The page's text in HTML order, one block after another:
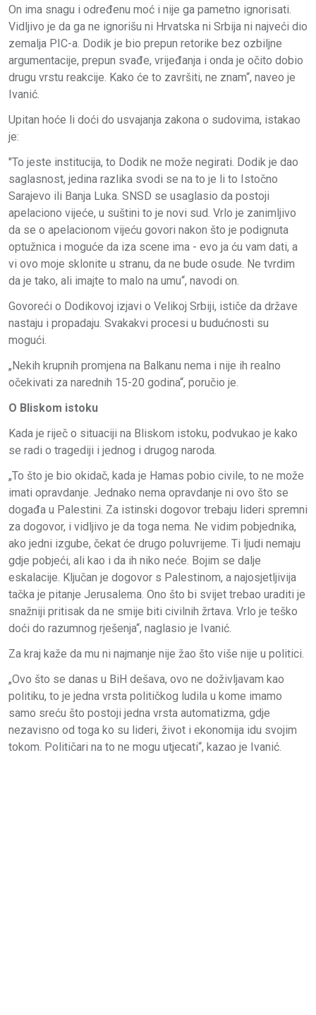
On ima snagu i određenu moć i nije ga pametno ignorisati.
Vidljivo je da ga ne ignorišu ni Hrvatska ni Srbija ni najveći dio
zemalja PIC-a. Dodik je bio prepun retorike bez ozbiljne
argumentacije, prepun svađe, vrijeđanja i onda je očito dobio
drugu vrstu reakcije. Kako će to završiti, ne znam“, naveo je
Ivanić.
Upitan hoće li doći do usvajanja zakona o sudovima, istakao
je:
"To jeste institucija, to Dodik ne može negirati. Dodik je dao
saglasnost, jedina razlika svodi se na to je li to Istočno
Sarajevo ili Banja Luka. SNSD se usaglasio da postoji
apelaciono vijeće, u suštini to je novi sud. Vrlo je zanimljivo
da se o apelacionom vijeću govori nakon što je podignuta
optužnica i moguće da iza scene ima - evo ja ću vam dati, a
vi ovo moje sklonite u stranu, da ne bude osude. Ne tvrdim
da je tako, ali imajte to malo na umu“, navodi on.
Govoreći o Dodikovoj izjavi o Velikoj Srbiji, ističe da države
nastaju i propadaju. Svakakvi procesi u budućnosti su
mogući.
„Nekih krupnih promjena na Balkanu nema i nije ih realno
očekivati za narednih 15-20 godina“, poručio je.
O Bliskom istoku
Kada je riječ o situaciji na Bliskom istoku, podvukao je kako
se radi o tragediji i jednog i drugog naroda.
„To što je bio okidač, kada je Hamas pobio civile, to ne može
imati opravdanje. Jednako nema opravdanje ni ovo što se
događa u Palestini. Za istinski dogovor trebaju lideri spremni
za dogovor, i vidljivo je da toga nema. Ne vidim pobjednika,
ako jedni izgube, čekat će drugo poluvrijeme. Ti ljudi nemaju
gdje pobjeći, ali kao i da ih niko neće. Bojim se dalje
eskalacije. Ključan je dogovor s Palestinom, a najosjetljivija
tačka je pitanje Jerusalema. Ono što bi svijet trebao uraditi je
snažniji pritisak da ne smije biti civilnih žrtava. Vrlo je teško
doći do razumnog rješenja“, naglasio je Ivanić.
Za kraj kaže da mu ni najmanje nije žao što više nije u politici.
„Ovo što se danas u BiH dešava, ovo ne doživljavam kao
politiku, to je jedna vrsta političkog ludila u kome imamo
samo sreću što postoji jedna vrsta automatizma, gdje
nezavisno od toga ko su lideri, život i ekonomija idu svojim
tokom. Političari na to ne mogu utjecati“, kazao je Ivanić.